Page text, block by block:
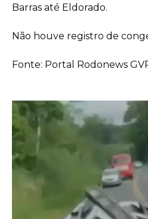
Barras até Eldorado.
Não houve registro de
Fonte: Portal Rodonews